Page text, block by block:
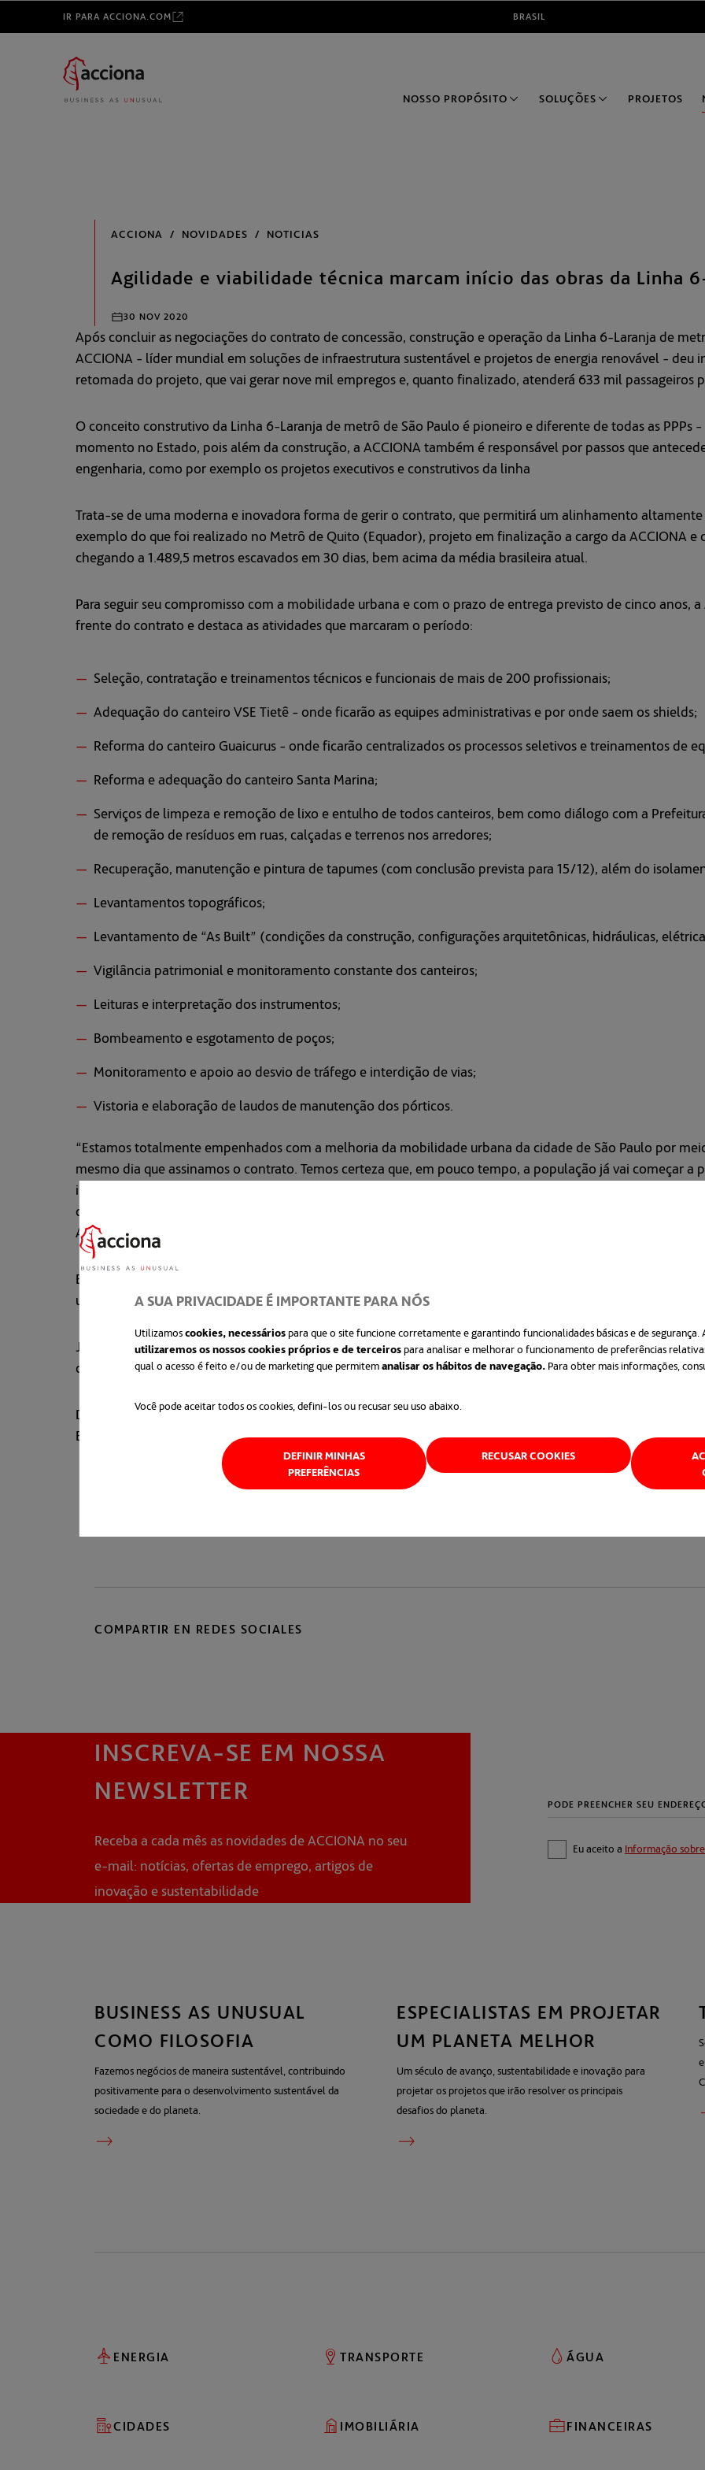
A SUA PRIVACIDADE É IMPORTANTE PARA NÓS
Utilizamoscookies, necessáriospara que o site funcione corretamente e garantindo funcionalidades básicas e de segurança.
utilizaremos os nossos cookies próprios e de terceirospara analisar e melhorar o funcionamento de preferências
qual o acesso é feito e/ou de marketing que permitemanalisar os hábitos de navegação.Para obter mais informações,
Você pode aceitar todos os cookies, defini-los ou recusar seu uso abaixo.
DEFINIR MINHAS
PREFERÊNCIAS
RECUSAR COOKIES
Após concluir as negociações do contrato de concessão, construção e operação da Linha 6-Laranja de
ACCIONA - líder mundial em soluções de infraestrutura sustentável e projetos de energia renovável -
retomada do projeto, que vai gerar nove mil empregos e, quanto finalizado, atenderá 633 mil passageiros
O conceito construtivo da Linha 6-Laranja de metrô de São Paulo é pioneiro e diferente de todas as PPPs
momento no Estado, pois além da construção, a ACCIONA também é responsável por passos que
engenharia, como por exemplo os projetos executivos e construtivos da linha
Trata-se de uma moderna e inovadora forma de gerir o contrato, que permitirá um alinhamento
exemplo do que foi realizado no Metrô de Quito (Equador), projeto em finalização a cargo da ACCIONA e
chegando a 1.489,5 metros escavados em 30 dias, bem acima da média brasileira atual.
Para seguir seu compromisso com a mobilidade urbana e com o prazo de entrega previsto de cinco anos,
frente do contrato e destaca as atividades que marcaram o período:
Seleção, contratação e treinamentos técnicos e funcionais de mais de 200 profissionais;
Adequação do canteiro VSE Tietê - onde ficarão as equipes administrativas e por onde saem os shields;
Reforma do canteiro Guaicurus - onde ficarão centralizados os processos seletivos e treinamentos de
Reforma e adequação do canteiro Santa Marina;
Serviços de limpeza e remoção de lixo e entulho de todos canteiros, bem como diálogo com a
de remoção de resíduos em ruas, calçadas e terrenos nos arredores;
Recuperação, manutenção e pintura de tapumes (com conclusão prevista para 15/12), além do
Levantamentos topográficos;
Levantamento de “As Built” (condições da construção, configurações arquitetônicas, hidráulicas,
Vigilância patrimonial e monitoramento constante dos canteiros;
Leituras e interpretação dos instrumentos;
Bombeamento e esgotamento de poços;
Monitoramento e apoio ao desvio de tráfego e interdição de vias;
Vistoria e elaboração de laudos de manutenção dos pórticos.
“Estamos totalmente empenhados com a melhoria da mobilidade urbana da cidade de São Paulo por
mesmo dia que assinamos o contrato. Temos certeza que, em pouco tempo, a população já vai começar
importante salientar que o cronograma contempla etapas técnicas muito importantes, que nem sempre
divulgando nosso primeiro balanço de trabalho. Com ele reafirmamos nosso compromisso de
André De Angelo, Diretor País da ACCIONA Brasil.
Em relação aos próximos passos, o cronograma da Linha 6-Laranja de metrô de São Paulo prevê ações
uma média entre 46 m de profundidade, com os poços mais profundos de toda a malha metroviária já
Já no primeiro semestre de 2021 ocorrerá o início das escavações das estações Brasilândia, Vila Cardoso,
do Ó, Água Branca, PUC (Cardoso Almeida) e Angélica (Pacaembu).
Deste avanço altamente sincronizado depende o início da operação dos 2 TBMs (tatuzões), que farão a
Enquanto um dos equipamentos avançará na direção norte, escavando 5km (em rocha), o outro seguirá
Eu aceito a Informação